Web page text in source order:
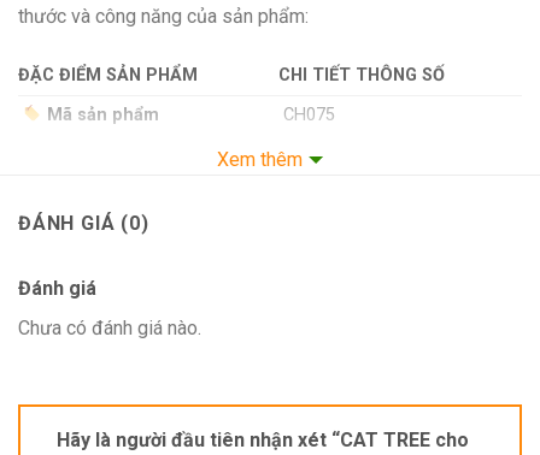
thước và công năng của sản phẩm:
ĐẶC ĐIỂM SẢN PHẨM
CHI TIẾT THÔNG SỐ
Mã sản phẩm
CH075
Kích thước (Ngang x Sâu
1200 x 500 x 1450mm
Chất liệu chính
Sức chứa
Phụ kiện đi kèm
CÂU HỎI THƯỜNG GẶP (FAQs)
Xem thêm
ĐÁNH GIÁ (0)
Đánh giá
Chưa có đánh giá nào.
Hãy là người đầu tiên nhận xét “CAT TREE cho